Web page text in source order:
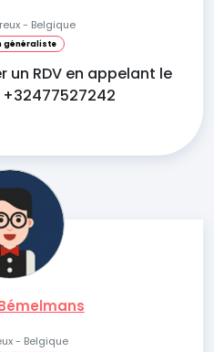
- Belgique
généraliste
un RDV en appelant le
Bémelmans
- Belgique